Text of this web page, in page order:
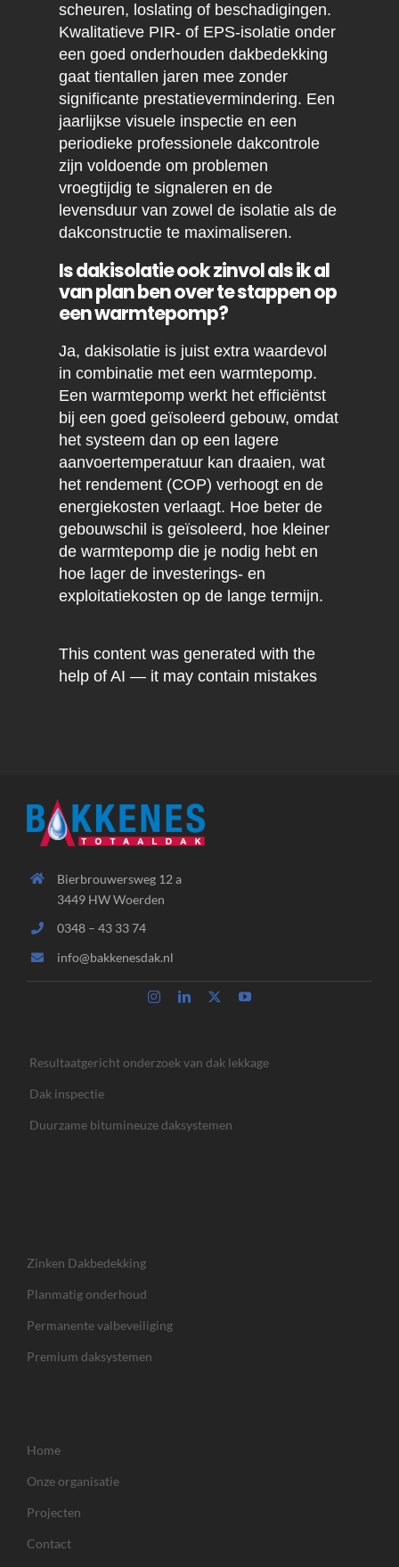
scheuren, loslating of beschadigingen.
Kwalitatieve PIR- of EPS-isolatie onder
een goed onderhouden dakbedekking
gaat tientallen jaren mee zonder
significante prestatievermindering. Een
jaarlijkse visuele inspectie en een
periodieke professionele dakcontrole
zijn voldoende om problemen
vroegtijdig te signaleren en de
levensduur van zowel de isolatie als de
dakconstructie te maximaliseren.
Is dakisolatie ook zinvol als ik al
van plan ben over te stappen op
een warmtepomp?
Ja, dakisolatie is juist extra waardevol
in combinatie met een warmtepomp.
Een warmtepomp werkt het efficiëntst
bij een goed geïsoleerd gebouw, omdat
het systeem dan op een lagere
aanvoertemperatuur kan draaien, wat
het rendement (COP) verhoogt en de
energiekosten verlaagt. Hoe beter de
gebouwschil is geïsoleerd, hoe kleiner
de warmtepomp die je nodig hebt en
hoe lager de investerings- en
exploitatiekosten op de lange termijn.
This content was generated with the
help of AI — it may contain mistakes
Bierbrouwersweg 12 a
3449 HW Woerden
0348 – 43 33 74
info@bakkenesdak.nl
Resultaatgericht onderzoek van dak lekkage
Dak inspectie
Duurzame bitumineuze daksystemen
Zinken Dakbedekking
Planmatig onderhoud
Permanente valbeveiliging
Premium daksystemen
Home
Onze organisatie
Projecten
Contact